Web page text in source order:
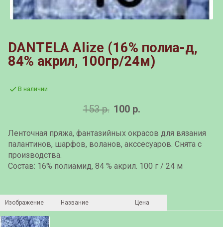
DANTELA Alize (16% полиа-д,
84% акрил, 100гр/24м)
В наличии
153 р. 100 р.
Ленточная пряжа, фантазийных окрасов для вязания
палантинов, шарфов, воланов, акссесуаров. Снята с
производства.
Состав: 16% полиамид, 84 % акрил. 100 г / 24 м
Изображение Название Цена